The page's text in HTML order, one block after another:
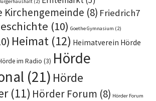
Kirchengemeinde (8) Friedrich7
(10) Goethe Gymnasium (2)
Heimat (12) Heimatverein Hörde
im Radio (3) Hörde
(21) Hörde
(11) Hörder Forum (8) Hörder Forum